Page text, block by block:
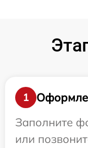
1
Заполните
или